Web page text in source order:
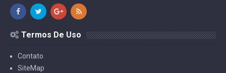
Termos De Uso
Contato
SiteMap